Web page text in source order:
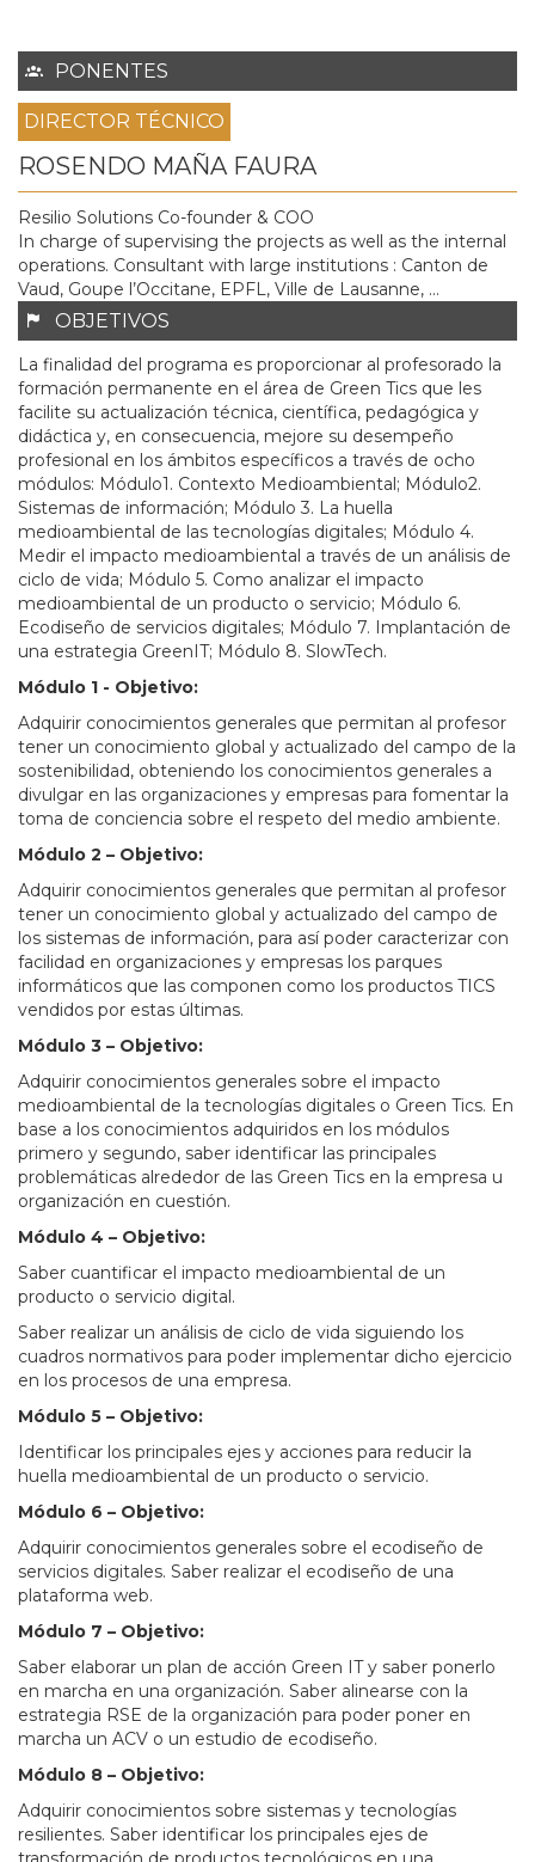
PONENTES
DIRECTOR TÉCNICO
ROSENDO MAÑA FAURA
Resilio Solutions Co-founder & COO
In charge of supervising the projects as well as the internal
operations. Consultant with large institutions : Canton de
Vaud, Goupe l’Occitane, EPFL, Ville de Lausanne, ...
OBJETIVOS
La finalidad del programa es proporcionar al profesorado la
formación permanente en el área de Green Tics que les
facilite su actualización técnica, científica, pedagógica y
didáctica y, en consecuencia, mejore su desempeño
profesional en los ámbitos específicos a través de ocho
módulos: Módulo1. Contexto Medioambiental; Módulo2.
Sistemas de información; Módulo 3. La huella
medioambiental de las tecnologías digitales; Módulo 4.
Medir el impacto medioambiental a través de un análisis de
ciclo de vida; Módulo 5. Como analizar el impacto
medioambiental de un producto o servicio; Módulo 6.
Ecodiseño de servicios digitales; Módulo 7. Implantación de
una estrategia GreenIT; Módulo 8. SlowTech.
Módulo 1 - Objetivo:
Adquirir conocimientos generales que permitan al profesor
tener un conocimiento global y actualizado del campo de la
sostenibilidad, obteniendo los conocimientos generales a
divulgar en las organizaciones y empresas para fomentar la
toma de conciencia sobre el respeto del medio ambiente.
Módulo 2 – Objetivo:
Adquirir conocimientos generales que permitan al profesor
tener un conocimiento global y actualizado del campo de
los sistemas de información, para así poder caracterizar con
facilidad en organizaciones y empresas los parques
informáticos que las componen como los productos TICS
vendidos por estas últimas.
Módulo 3 – Objetivo:
Adquirir conocimientos generales sobre el impacto
medioambiental de la tecnologías digitales o Green Tics. En
base a los conocimientos adquiridos en los módulos
primero y segundo, saber identificar las principales
problemáticas alrededor de las Green Tics en la empresa u
organización en cuestión.
Módulo 4 – Objetivo:
Saber cuantificar el impacto medioambiental de un
producto o servicio digital.
Saber realizar un análisis de ciclo de vida siguiendo los
cuadros normativos para poder implementar dicho ejercicio
en los procesos de una empresa.
Módulo 5 – Objetivo:
Identificar los principales ejes y acciones para reducir la
huella medioambiental de un producto o servicio.
Módulo 6 – Objetivo:
Adquirir conocimientos generales sobre el ecodiseño de
servicios digitales. Saber realizar el ecodiseño de una
plataforma web.
Módulo 7 – Objetivo:
Saber elaborar un plan de acción Green IT y saber ponerlo
en marcha en una organización. Saber alinearse con la
estrategia RSE de la organización para poder poner en
marcha un ACV o un estudio de ecodiseño.
Módulo 8 – Objetivo:
Adquirir conocimientos sobre sistemas y tecnologías
resilientes. Saber identificar los principales ejes de